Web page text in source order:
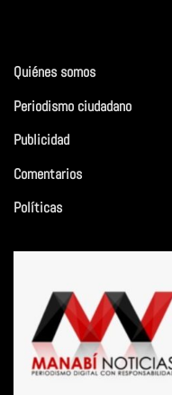
Quiénes somos
Periodismo ciudadano
Publicidad
Comentarios
Políticas